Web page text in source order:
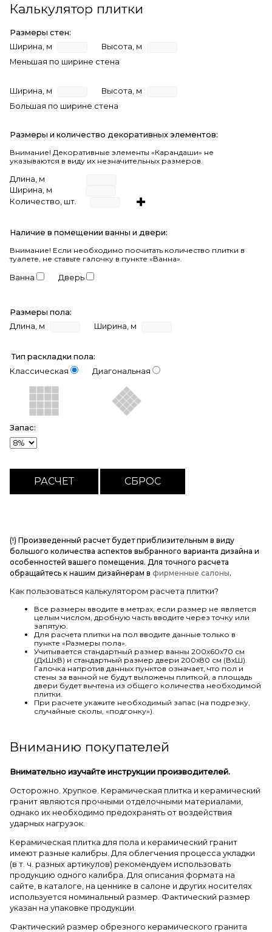
Калькулятор плитки
Размеры стен:
Ширина, м
Высота, м
Меньшая по ширине стена
Ширина, м
Высота, м
Большая по ширине стена
Размеры и количество декоративных элементов:
Внимание! Декоративные элементы «Карандаши» не
указываются в виду их незначительных размеров.
Длина, м
Ширина, м
Количество, шт.
Наличие в помещении ванны и двери:
Внимание! Если необходимо посчитать количество плитки в
туалете, не ставьте галочку в пункте «Ванна».
Ванна Дверь
Размеры пола:
Длина, м
Ширина, м
Тип раскладки пола:
Классическая
Диагональная
Запас:
(!) Произведенный расчет будет приблизительным в виду
большого количества аспектов выбранного варианта дизайна и
особенностей вашего помещения. Для точного расчета
обращайтесь к нашим дизайнерам в фирменные салоны.
Как пользоваться калькулятором расчета плитки?
Все размеры вводите в метрах, если размер не является
целым числом, дробную часть вводите через точку или
запятую.
Для расчета плитки на пол вводите данные только в
пункте «Размеры пола».
Учитывается стандартный размер ванны 200х60х70 см
(ДхШхВ) и стандартный размер двери 200х80 см (ВхШ).
Галочка напротив данных пунктов означает, что пол и
стены за ванной не будут выложены плиткой, а площадь
двери будет вычтена из общего количества необходимой
плитки.
При расчете укажите необходимый запас (на подрезку,
случайные сколы, «подгонку»).
Вниманию покупателей
Внимательно изучайте инструкции производителей.
Осторожно. Хрупкое. Керамическая плитка и керамический
гранит являются прочными отделочными материалами,
однако их необходимо предохранять от воздействия
ударных нагрузок.
Керамическая плитка для пола и керамический гранит
имеют разные калибры. Для облегчения процесса укладки
(в т. ч. разных артикулов) рекомендуем использовать
продукцию одного калибра. Для описания формата на
сайте, в каталоге, на ценнике в салоне и других носителях
используется номинальный размер. Фактический размер
указан на упаковке продукции.
Фактический размер обрезного керамического гранита